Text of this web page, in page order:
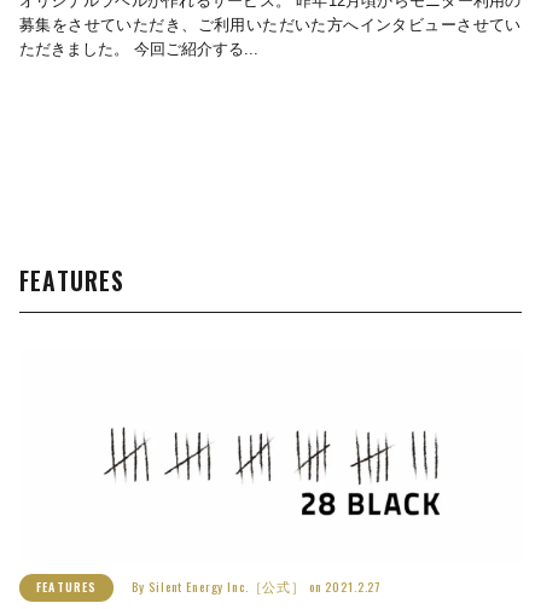
募集をさせていただき、ご利用いただいた方へインタビューさせてい
ただきました。 今回ご紹介する...
FEATURES
FEATURES By Silent Energy Inc.［公式］ on 2021.2.27